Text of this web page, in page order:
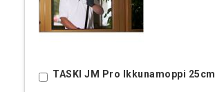
TASKI JM Pro Ikkunamoppi 25cm
Ostoskoriin